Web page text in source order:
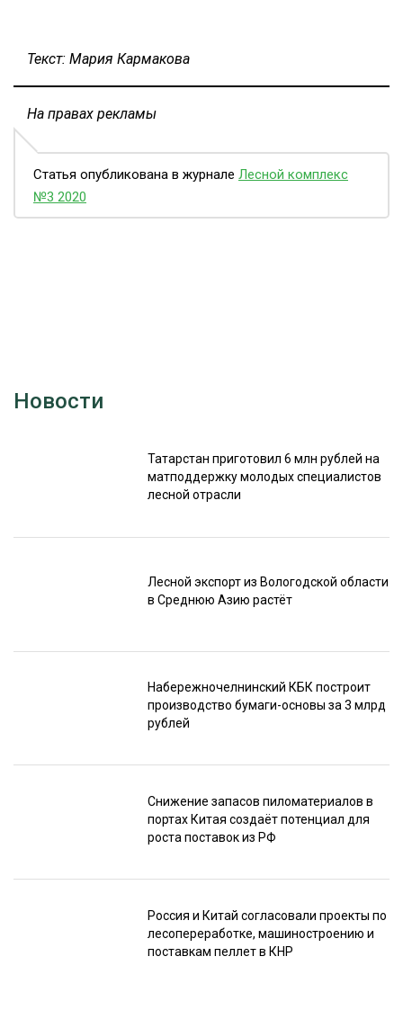
Текст: Мария Кармакова
На правах рекламы
Статья опубликована в журнале Лесной комплекс
№3 2020
Новости
Татарстан приготовил 6 млн рублей на
матподдержку молодых специалистов
лесной отрасли
Лесной экспорт из Вологодской области
в Среднюю Азию растёт
Набережночелнинский КБК построит
производство бумаги-основы за 3 млрд
рублей
Снижение запасов пиломатериалов в
портах Китая создаёт потенциал для
роста поставок из РФ
Россия и Китай согласовали проекты по
лесопереработке, машиностроению и
поставкам пеллет в КНР